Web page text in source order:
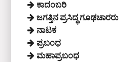
ಕಾದಂಬರಿ
ಜಗತ್ತಿನ ಪ್ರಸಿದ್ಧ ಗೂಢಚಾರರು
ನಾಟಕ
ಪ್ರಬಂಧ
ಮಹಾಪ್ರಬಂಧ